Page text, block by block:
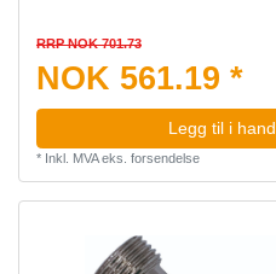
RRP NOK 701.73
NOK 561.19 *
Legg til i
* Inkl. MVAeks. forsendelse